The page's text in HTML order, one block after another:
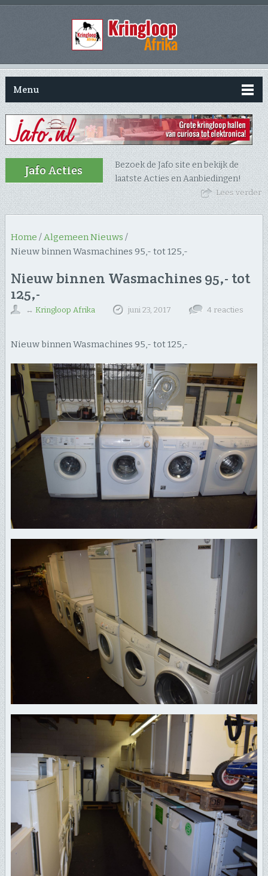
Menu
Jafo Acties
Bezoek de Jafo site en bekijk de
laatste Acties en Aanbiedingen!
Lees verder
Home /Algemeen Nieuws /
Nieuw binnen Wasmachines 95,- tot 125,-
Nieuw binnen Wasmachines 95,- tot
125,-
↔ Kringloop Afrika juni 23, 2017 4 reacties
Nieuw binnen Wasmachines 95,- tot 125,-